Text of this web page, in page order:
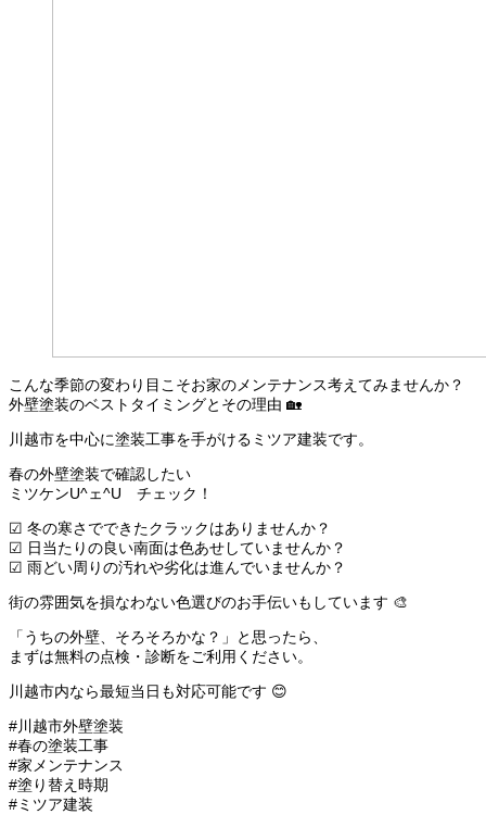
こんな季節の変わり目こそお家のメンテナンス考えてみませんか？
外壁塗装のベストタイミングとその理由 🏡
川越市を中心に塗装工事を手がけるミツア建装です。
春の外壁塗装で確認したい
ミツケンU^ェ^U チェック！
☑︎ 冬の寒さでできたクラックはありませんか？
☑︎ 日当たりの良い南面は色あせしていませんか？
☑︎ 雨どい周りの汚れや劣化は進んでいませんか？
街の雰囲気を損なわない色選びのお手伝いもしています 🎨
「うちの外壁、そろそろかな？」と思ったら、
まずは無料の点検・診断をご利用ください。
川越市内なら最短当日も対応可能です 😊
#川越市外壁塗装
#春の塗装工事
#家メンテナンス
#塗り替え時期
#ミツア建装